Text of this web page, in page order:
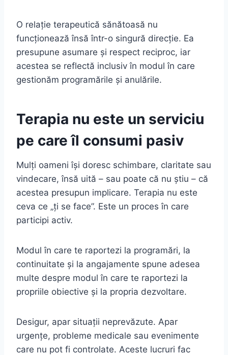
O relație terapeutică sănătoasă nu
funcționează însă într-o singură direcție. Ea
presupune asumare și respect reciproc, iar
acestea se reflectă inclusiv în modul în care
gestionăm programările și anulările.
Terapia nu este un serviciu
pe care îl consumi pasiv
Mulți oameni își doresc schimbare, claritate sau
vindecare, însă uită – sau poate că nu știu – că
acestea presupun implicare. Terapia nu este
ceva ce „ți se face”. Este un proces în care
participi activ.
Modul în care te raportezi la programări, la
continuitate și la angajamente spune adesea
multe despre modul în care te raportezi la
propriile obiective și la propria dezvoltare.
Desigur, apar situații neprevăzute. Apar
urgențe, probleme medicale sau evenimente
care nu pot fi controlate. Aceste lucruri fac